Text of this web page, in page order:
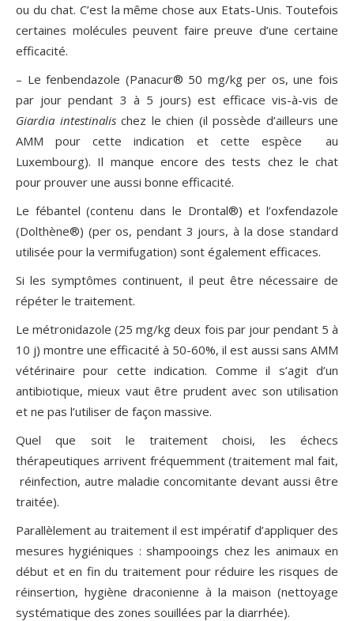
ou du chat. C’est la même chose aux Etats-Unis. Toutefois
certaines molécules peuvent faire preuve d’une certaine
efficacité.
– Le fenbendazole (Panacur® 50 mg/kg per os, une fois
par jour pendant 3 à 5 jours) est efficace vis-à-vis de
Giardia intestinalischez le chien (il possède d’ailleurs une
AMM pour cette indication et cette espèce au
Luxembourg). Il manque encore des tests chez le chat
pour prouver une aussi bonne efficacité.
Le fébantel (contenu dans le Drontal®) et l’oxfendazole
(Dolthène®) (per os, pendant 3 jours, à la dose standard
utilisée pour la vermifugation) sont également efficaces.
Si les symptômes continuent, il peut être nécessaire de
répéter le traitement.
Le métronidazole (25 mg/kg deux fois par jour pendant 5 à
10 j) montre une efficacité à 50-60%, il est aussi sans AMM
vétérinaire pour cette indication. Comme il s’agit d’un
antibiotique, mieux vaut être prudent avec son utilisation
et ne pas l’utiliser de façon massive.
Quel que soit le traitement choisi, les échecs
thérapeutiques arrivent fréquemment (traitement mal fait,
réinfection, autre maladie concomitante devant aussi être
traitée).
Parallèlement au traitement il est impératif d’appliquer des
mesures hygiéniques : shampooings chez les animaux en
début et en fin du traitement pour réduire les risques de
réinsertion, hygiène draconienne à la maison (nettoyage
systématique des zones souillées par la diarrhée).